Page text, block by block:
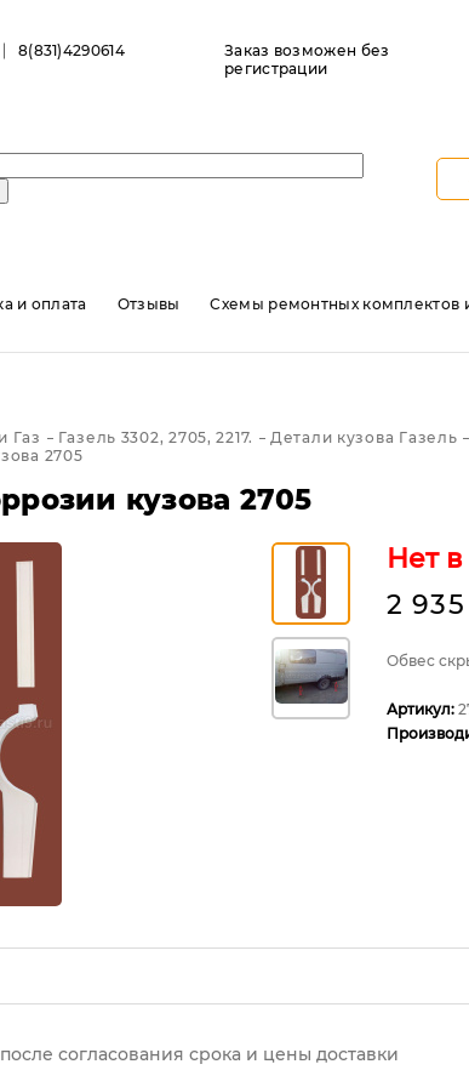
8(831)4290614
Заказ возможен без
регистрации
и оплата Отзывы Схемы ремонтных комплектов
Газ Газель 3302, 2705, 2217. Детали кузова Газель
2705
кузова 2705
Нет
2
Обвес
Артикул:
согласования срока и цены доставки